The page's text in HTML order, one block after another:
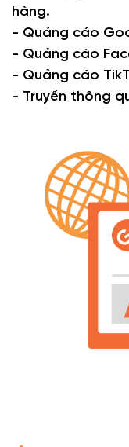
hàng.
- Quảng cáo
- Quảng cáo
- Quảng cáo
- Truyền thông